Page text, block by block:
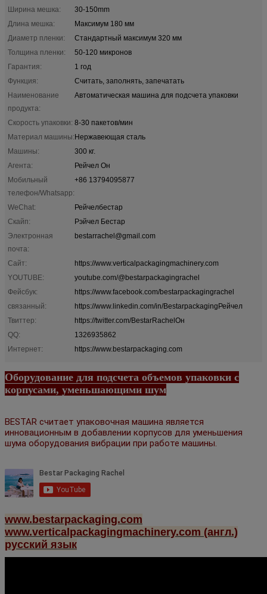
Ширина мешка:
30-150mm
Длина мешка:
Максимум 180 мм
Диаметр пленки:
Стандартный максимум 320 мм
Толщина пленки:
50-120 микронов
Гарантия:
1 год
Функция:
Считать, заполнять, запечатать
Наименование
продукта:
Автоматическая машина для подсчета упаковки
Скорость упаковки: 8-30 пакетов/мин
Материал машины:Нержавеющая сталь
Машины:
300 кг.
Агента:
Рейчел Он
Мобильный
телефон/Whatsapp:
+86 13794095877
WeChat:
Рейчелбестар
Скайп:
Рэйчел Бестар
Электронная
почта:
bestarrachel@gmail.com
Сайт:
https://www.verticalpackagingmachinery.com
YOUTUBE:
youtube.com/@bestarpackagingrachel
Фейсбук:
https://www.facebook.com/bestarpackagingrachel
связанный:
https://www.linkedin.com/in/BestarpackagingРейчел
Твиттер:
https://twitter.com/BestarRachelОн
QQ:
1326935862
Интернет:
https://www.bestarpackaging.com
Оборудование для подсчета объемов упаковки с
корпусами, уменьшающими шум
BESTAR считает упаковочная машина является
инновационным в добавлении корпусов для уменьшения
шума оборудования вибрации при работе машины.
www.bestarpackaging.com
www.verticalpackagingmachinery.com (англ.)
русский язык